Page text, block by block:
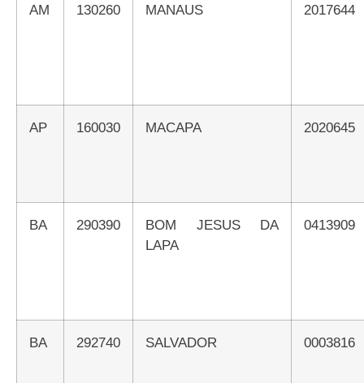
AM 130260 MANAUS 2017644
AP 160030 MACAPA 2020645
BA 290390
BOM JESUS DA
LAPA
0413909
BA 292740 SALVADOR 0003816